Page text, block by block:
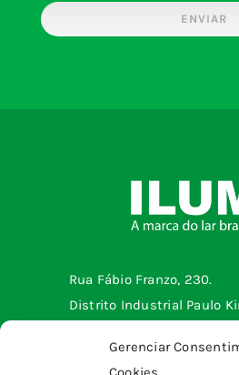
Gerenciar
ENVIAR
Rua Fábio Franzo, 230.
Distrito Industrial Paulo